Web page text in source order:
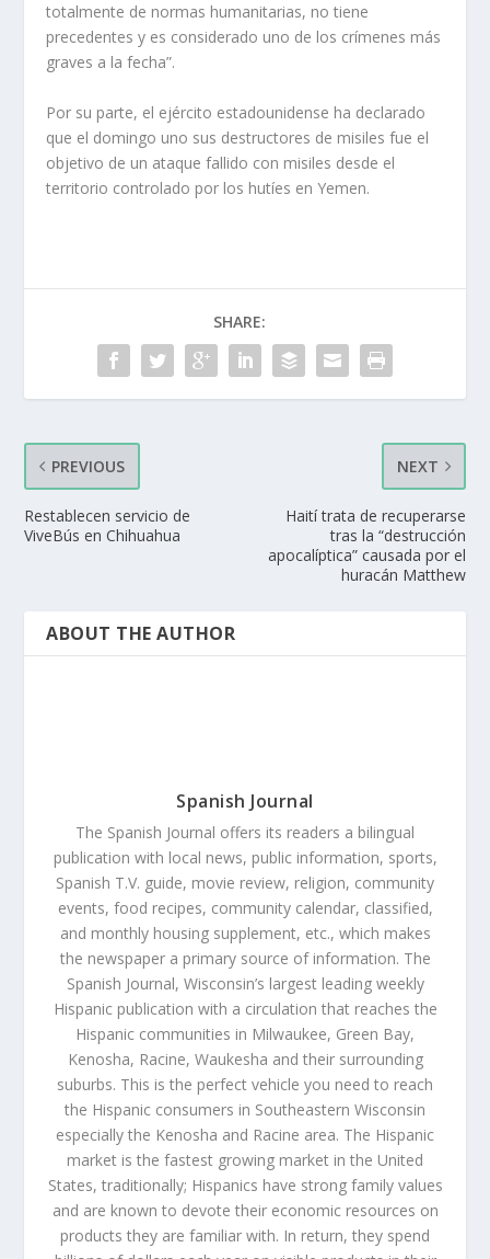
totalmente de normas humanitarias, no tiene
precedentes y es considerado uno de los crímenes más
graves a la fecha”.
Por su parte, el ejército estadounidense ha declarado
que el domingo uno sus destructores de misiles fue el
objetivo de un ataque fallido con misiles desde el
territorio controlado por los hutíes en Yemen.
SHARE:
PREVIOUS
Restablecen servicio de
ViveBús en Chihuahua
NEXT
Haití trata de recuperarse
tras la “destrucción
apocalíptica” causada por el
huracán Matthew
ABOUT THE AUTHOR
Spanish Journal
The Spanish Journal offers its readers a bilingual
publication with local news, public information, sports,
Spanish T.V. guide, movie review, religion, community
events, food recipes, community calendar, classified,
and monthly housing supplement, etc., which makes
the newspaper a primary source of information. The
Spanish Journal, Wisconsin’s largest leading weekly
Hispanic publication with a circulation that reaches the
Hispanic communities in Milwaukee, Green Bay,
Kenosha, Racine, Waukesha and their surrounding
suburbs. This is the perfect vehicle you need to reach
the Hispanic consumers in Southeastern Wisconsin
especially the Kenosha and Racine area. The Hispanic
market is the fastest growing market in the United
States, traditionally; Hispanics have strong family values
and are known to devote their economic resources on
products they are familiar with. In return, they spend